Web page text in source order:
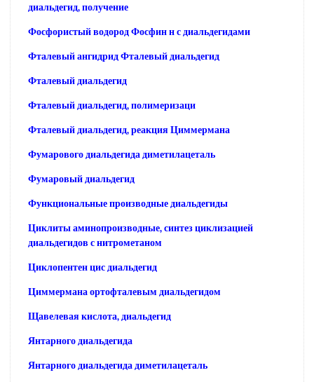
диальдегид, получение
Фосфористый водород Фосфин н с диальдегидами
Фталевый ангидрид Фталевый диальдегид
Фталевый диальдегид
Фталевый диальдегид, полимеризаци
Фталевый диальдегид, реакция Циммермана
Фумарового диальдегида диметилацеталь
Фумаровый диальдегид
Функциональные производные диальдегиды
Циклиты аминопроизводные, синтез циклизацией
диальдегидов с нитрометаном
Циклопентен цис диальдегид
Циммермана ортофталевым диальдегидом
Щавелевая кислота, диальдегид
Янтарного диальдегида
Янтарного диальдегида диметилацеталь